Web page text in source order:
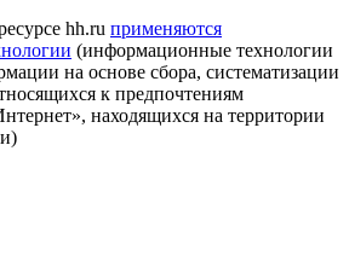
hh.ru применяются
(информационные технологии
на основе сбора, систематизации
к предпочтениям
находящихся на территории